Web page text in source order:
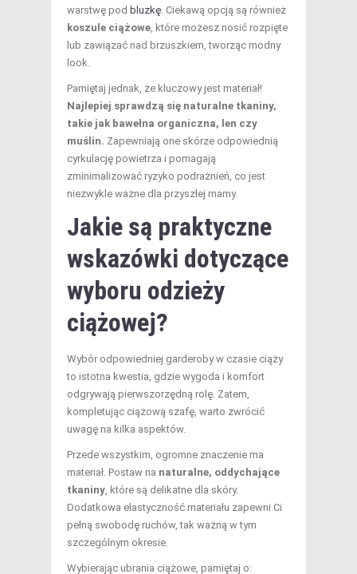
warstwę pod bluzkę. Ciekawą opcją są również
koszule ciążowe, które możesz nosić rozpięte
lub zawiązać nad brzuszkiem, tworząc modny
look.
Pamiętaj jednak, że kluczowy jest materiał!
Najlepiej sprawdzą się naturalne tkaniny,
takie jak bawełna organiczna, len czy
muślin. Zapewniają one skórze odpowiednią
cyrkulację powietrza i pomagają
zminimalizować ryzyko podrażnień, co jest
niezwykle ważne dla przyszłej mamy.
Jakie są praktyczne
wskazówki dotyczące
wyboru odzieży
ciążowej?
Wybór odpowiedniej garderoby w czasie ciąży
to istotna kwestia, gdzie wygoda i komfort
odgrywają pierwszorzędną rolę. Zatem,
kompletując ciążową szafę, warto zwrócić
uwagę na kilka aspektów.
Przede wszystkim, ogromne znaczenie ma
materiał. Postaw na naturalne, oddychające
tkaniny, które są delikatne dla skóry.
Dodatkowa elastyczność materiału zapewni Ci
pełną swobodę ruchów, tak ważną w tym
szczególnym okresie.
Wybierając ubrania ciążowe, pamiętaj o: